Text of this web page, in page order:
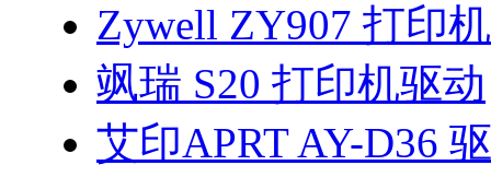
Zywell ZY907 打印
飒瑞 S20 打印机驱动
艾印APRT AY-D36